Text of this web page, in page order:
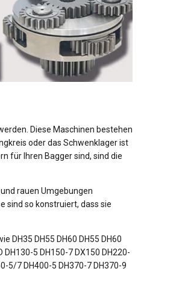
Diese Maschinen bestehen
oder das Schwenklager ist
für Ihren Bagger sind, sind die
rauen Umgebungen
sind so konstruiert, dass sie
DH35 DH55 DH60 DH55 DH60
DH130-5 DH150-7 DX150 DH220-
5/7 DH400-5 DH370-7 DH370-9